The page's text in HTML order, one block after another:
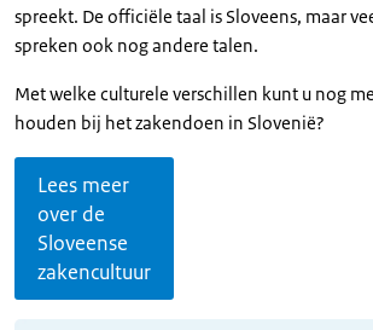
spreekt. De officiële taal is Sloveens, maar
spreken ook nog andere talen.
Met welke culturele verschillen kunt u nog
houden bij het zakendoen in Slovenië?
Lees meer
over de
Sloveense
zakencultuur